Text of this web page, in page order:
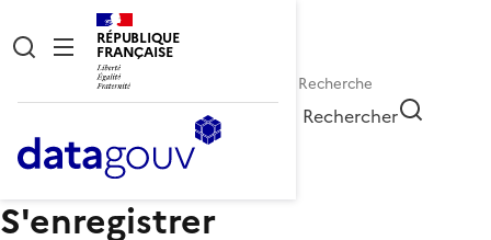
RÉPUBLIQUE
FRANÇAISE
Rechercher
S'enregistrer